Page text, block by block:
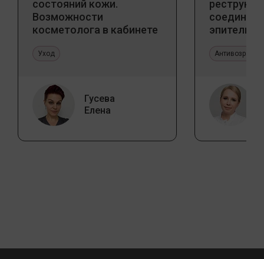
состояний кожи.
Возможности
косметолога в кабинете
Уход
Гусева
Елена